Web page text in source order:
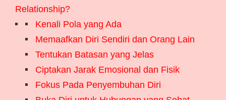
Relationship?
Kenali Pola yang Ada
Memaafkan Diri Sendiri dan Orang Lain
Tentukan Batasan yang Jelas
Ciptakan Jarak Emosional dan Fisik
Fokus Pada Penyembuhan Diri